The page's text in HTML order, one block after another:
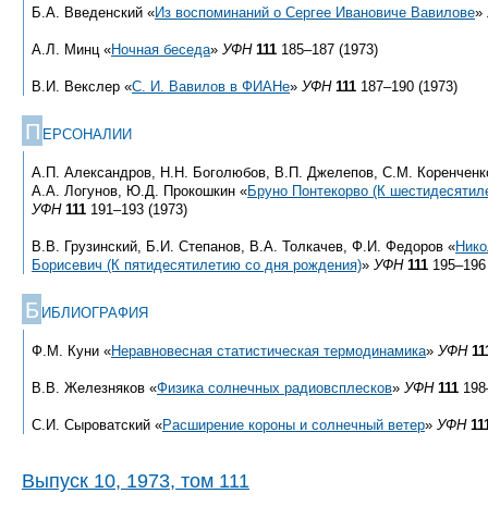
Б.А. Введенский «Из воспоминаний о Сергее Ивановиче Вавилове»
А.Л. Минц «Ночная беседа» УФН 111 185–187 (1973)
В.И. Векслер «С. И. Вавилов в ФИАНе» УФН 111 187–190 (1973)
П ЕРСОНАЛИИ
А.П. Александров, Н.Н. Боголюбов, В.П. Джелепов, С.М.
А.А. Логунов, Ю.Д. Прокошкин «Бруно Понтекорво (К
УФН 111 191–193 (1973)
В.В. Грузинский, Б.И. Степанов, В.А. Толкачев, Ф.И. Федоров «
Борисевич (К пятидесятилетию со дня рождения)» УФН 111
Б ИБЛИОГРАФИЯ
Ф.М. Куни «Неравновесная статистическая термодинамика» УФН
В.В. Железняков «Физика солнечных радиовсплесков» УФН 111
С.И. Сыроватский «Расширение короны и солнечный ветер» УФН
Выпуск 10, 1973, том 111